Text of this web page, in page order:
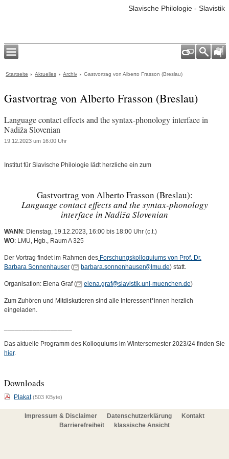
Slavische Philologie - Slavistik
Startseite Aktuelles Archiv Gastvortrag von Alberto Frasson (Breslau)
Gastvortrag von Alberto Frasson (Breslau)
Language contact effects and the syntax-phonology interface in
Nadiža Slovenian
19.12.2023 um 16:00 Uhr
Institut für Slavische Philologie lädt herzliche ein zum
Gastvortrag von Alberto Frasson (Breslau):
Language contact effects and the syntax-phonology
interface in Nadiža Slovenian
WANN : Dienstag, 19.12.2023, 16:00 bis 18:00 Uhr (c.t.)
WO: LMU, Hgb., Raum A 325
Der Vortrag findet im Rahmen des Forschungskolloquiums von Prof. Dr.
Barbara Sonnenhauser ( barbara.sonnenhauser@lmu.de) statt.
Organisation: Elena Graf ( elena.graf@slavistik.uni-muenchen.de)
Zum Zuhören und Mitdiskutieren sind alle Interessent*innen herzlich
eingeladen.
Das aktuelle Programm des Kolloquiums im Wintersemester 2023/24 finden Sie
hier.
Downloads
Plakat (503 KByte)
Impressum & Disclaimer Datenschutzerklärung
Kontakt
Barrierefreiheit
klassische Ansicht